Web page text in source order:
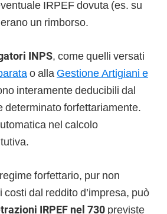
IRPEF dovuta (es. su
un rimborso.
INPS, come quelli versati
o alla Gestione Artigiani e
interamente deducibili dal
determinato forfettariamente.
nel calcolo
forfettario, pur non
costi dal reddito d’impresa, può
IRPEF nel 730 previste